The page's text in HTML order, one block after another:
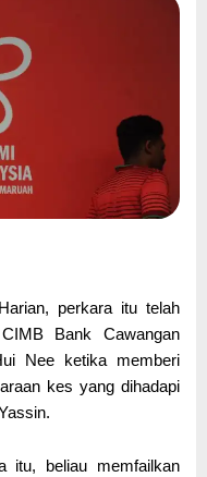
perkara itu telah
Bank Cawangan
Nee ketika memberi
kes yang dihadapi
.
itu, beliau memfailkan